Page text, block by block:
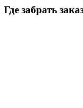
Где забрать